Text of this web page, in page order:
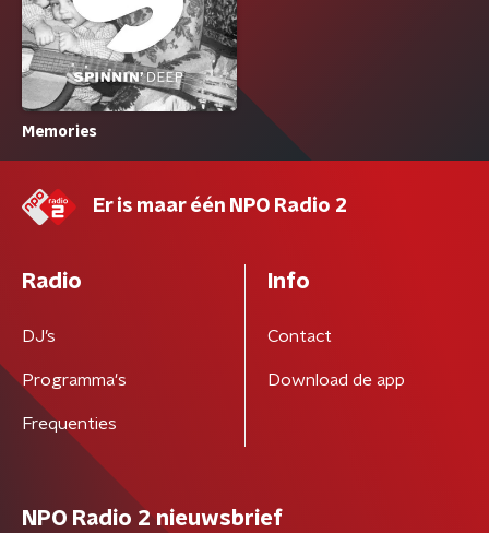
Memories
Er is maar één NPO Radio 2
Radio
DJ’s
Programma's
Frequenties
Info
Contact
Download de app
NPO Radio 2 nieuwsbrief